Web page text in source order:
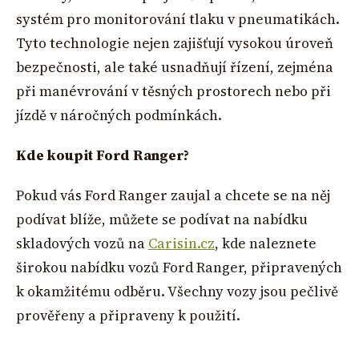
systém pro monitorování tlaku v pneumatikách.
Tyto technologie nejen zajišťují vysokou úroveň
bezpečnosti, ale také usnadňují řízení, zejména
při manévrování v těsných prostorech nebo při
jízdě v náročných podmínkách.
Kde koupit Ford Ranger?
Pokud vás Ford Ranger zaujal a chcete se na něj
podívat blíže, můžete se podívat na nabídku
skladových vozů na Carisin.cz, kde naleznete
širokou nabídku vozů Ford Ranger, připravených
k okamžitému odběru. Všechny vozy jsou pečlivě
prověřeny a připraveny k použití.